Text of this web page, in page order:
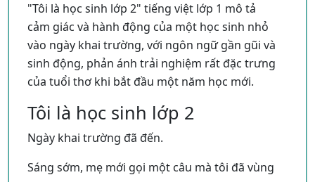
Hình ảnh Ếch Xanh trốn học và gặp nạn
Đây là một minh họa rõ nét về hậu quả của
việc không tuân thủ nội quy và bỏ bê việc
học. Câu chuyện sử dụng tình huống này
để cảnh báo các em về tầm quan trọng của
việc ở trường và học tập an toàn dưới sự
giám sát của người lớn.
quanh: Sự tò mò tự nhiên của Ếch Xanh về
"Tôi là học sinh lớp 2" tiếng việt lớp 1 mô tả
cảm giác và hành động của một học sinh nhỏ
vào ngày khai trường, với ngôn ngữ gần gũi và
sinh động, phản ánh trải nghiệm rất đặc trưng
của tuổi thơ khi bắt đầu một năm học mới.
Tôi là học sinh lớp 2
Ngày khai trường đã đến.
Sáng sớm, mẹ mới gọi một câu mà tôi đã vùng